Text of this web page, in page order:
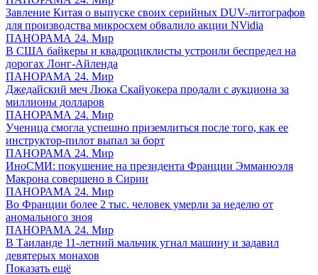
Завление Китая о выпуске своих серийных DUV-литографов
для производства микросхем обвалило акции NVidia
ПАНОРАМА 24. Мир
В США байкеры и квадроциклисты устроили беспредел на
дорогах Лонг-Айленда
ПАНОРАМА 24. Мир
Джедайский меч Люка Скайуокера продали с аукциона за
миллионы долларов
ПАНОРАМА 24. Мир
Ученица смогла успешно приземлиться после того, как ее
инструктор-пилот выпал за борт
ПАНОРАМА 24. Мир
ИноСМИ: покушение на президента Франции Эмманюэля
Макрона совершено в Сирии
ПАНОРАМА 24. Мир
Во Франции более 2 тыс. человек умерли за неделю от
аномального зноя
ПАНОРАМА 24. Мир
В Таиланде 11-летний мальчик угнал машину и задавил
девятерых монахов
Показать ещё